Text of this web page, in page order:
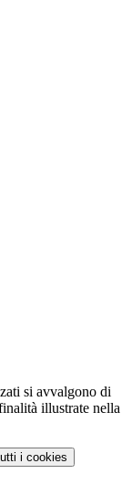
si avvalgono di
illustrate nella
i cookies